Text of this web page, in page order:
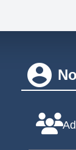
account_circle